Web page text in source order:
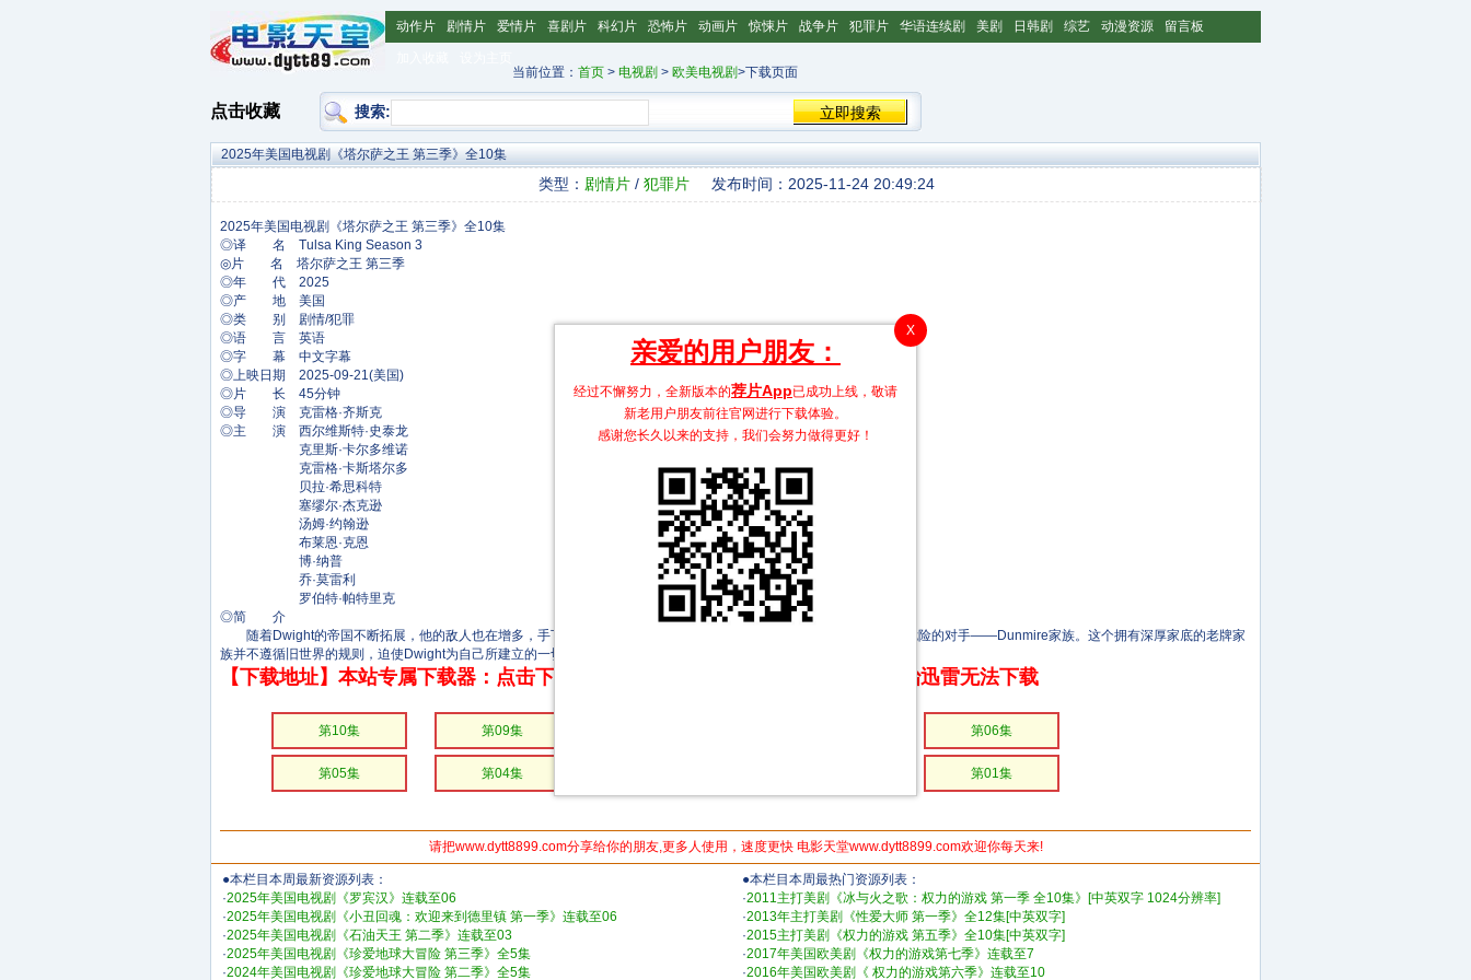
动作片 剧情片 爱情片 喜剧片 科幻片 恐怖片 动画片 惊悚片 战争片 犯罪片 华语连续剧 美剧 日韩剧 综艺 动漫资源 留言板
当前位置： 首页 > 电视剧 > 欧美电视剧>下载页面
点击收藏 搜索:
2025年美国电视剧《塔尔萨之王 第三季》全10集
类型： 剧情片 / 犯罪片 发布时间：2025-11-24 20:49:24
◎译 名 Tulsa King Season 3
◎片 名 塔尔萨之王 第三季
◎年 代 2025
◎产 地 美国
◎类 别 剧情/犯罪
◎语 言 英语
◎字 幕 中文字幕
◎上映日期 2025-09-21(美国)
◎片 长 45分钟
◎导 演 克雷格·齐斯克
◎主 演 西尔维斯特·史泰龙
克里斯·卡尔多维诺
克雷格·卡斯塔尔多
贝拉·希思科特
塞缪尔·杰克逊
汤姆·约翰逊
布莱恩·克恩
博·纳普
乔·莫雷利
罗伯特·帕特里克
◎简 介
随着Dwight的帝国不断拓展，他的敌人也在增多，手下经受的风险也在升高。现在，他面临着在塔尔萨迄今为止最危险的对手——Dunmire家族。这个拥有深厚家底的老牌家
族并不遵循旧世界的规则，迫使Dwight为自己所建立的一切而战，并保护他的家人。
【下载地址】本站专属下载器：点击下方链接 即可享受高速下载和在线播放 专治迅雷无法下载
第10集 第09集 第06集
第05集 第04集 第01集
请把www.dytt8899.com分享给你的朋友,更多人使用，速度更快 电影天堂www.dytt8899.com欢迎你每天来!
●本栏目本周最新资源列表：
·2025年美国电视剧《罗宾汉》连载至06
·2025年美国电视剧《小丑回魂：欢迎来到德里镇 第一季》连载至06
·2025年美国电视剧《石油天王 第二季》连载至03
·2025年美国电视剧《珍爱地球大冒险 第三季》全5集
·2024年美国电视剧《珍爱地球大冒险 第二季》全5集
●本栏目本周最热门资源列表：
·2011主打美剧《冰与火之歌：权力的游戏 第一季 全10集》[中英双字 1024分辨率]
·2013年主打美剧《性爱大师 第一季》全12集[中英双字]
·2015主打美剧《权力的游戏 第五季》全10集[中英双字]
·2017年美国欧美剧《权力的游戏第七季》连载至7
·2016年美国欧美剧《 权力的游戏第六季》连载至10
X
亲爱的用户朋友：
经过不懈努力，全新版本的荐片App已成功上线，敬请
新老用户朋友前往官网进行下载体验。
感谢您长久以来的支持，我们会努力做得更好！